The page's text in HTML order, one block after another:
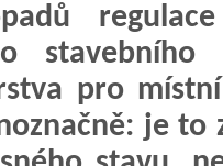
stavebního
pro
je to